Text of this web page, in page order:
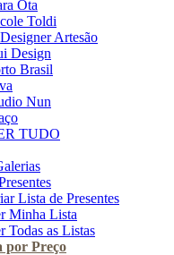
Ota
Toldi
Artesão
Design
Brasil
Nun
TUDO
Lista de Presentes
Minha Lista
Todas as Listas
por Preço